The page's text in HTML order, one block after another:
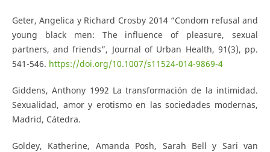
Geter, Angelica y Richard Crosby 2014 “Condom refusal and
young black men: The influence of pleasure, sexual
partners, and friends”, Journal of Urban Health, 91(3), pp.
541-546. https://doi.org/10.1007/s11524-014-9869-4
Giddens, Anthony 1992 La transformación de la intimidad.
Sexualidad, amor y erotismo en las sociedades modernas,
Madrid, Cátedra.
Goldey, Katherine, Amanda Posh, Sarah Bell y Sari van